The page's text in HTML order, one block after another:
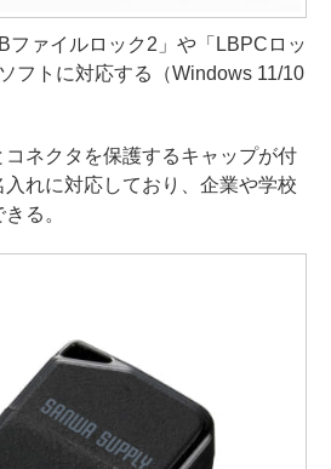
ァイルロック2」や「LBPCロッ
フトに対応する（Windows 11/10
ネクタを保護するキャップが付
れに対応しており、企業や学校
る。